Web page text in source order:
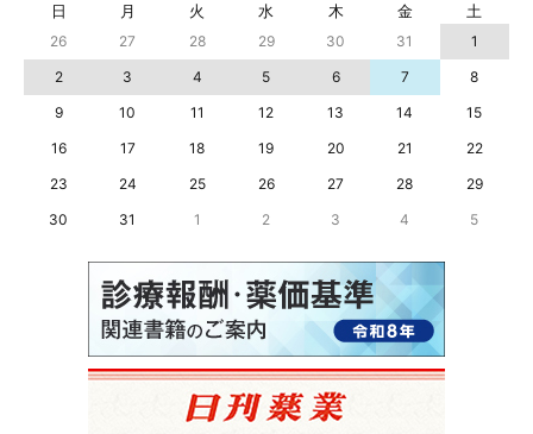
日 月 火 水 木 金 土
26 27 28 29 30 31
1
2
3 4 5 6 7
8
9
10 11 12 13 14
15
16
17 18 19 20 21
22
23
24 25 26 27 28
29
30
31 1 2 3 4 5